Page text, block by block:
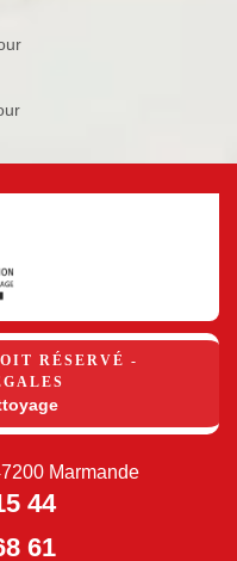
RÉSERVÉ -
Marmande
44
61